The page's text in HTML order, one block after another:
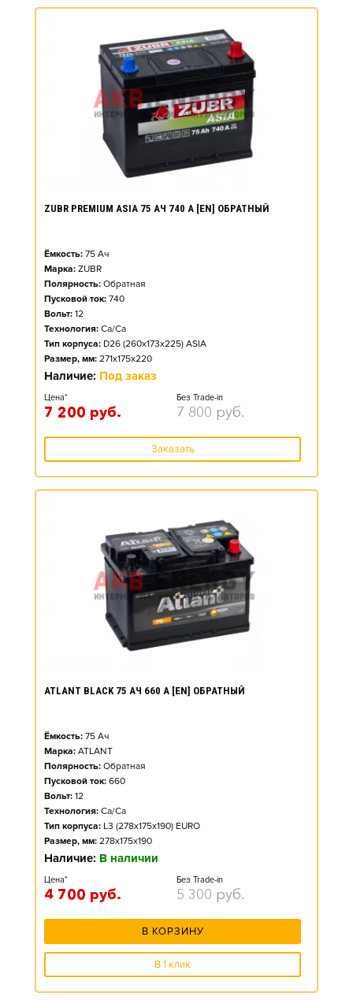
ZUBR PREMIUM ASIA 75 АЧ 740 А [EN] ОБРАТНЫЙ
Ёмкость: 75 Ач
Марка: ZUBR
Полярность: Обратная
Пусковой ток: 740
Вольт: 12
Технология: Ca/Ca
Тип корпуса: D26 (260x173x225) ASIA
Размер, мм: 271x175x220
Наличие: Под заказ
Цена*
7 200 руб.
Без Trade-in
7 800 руб.
Заказать
ATLANT BLACK 75 АЧ 660 А [EN] ОБРАТНЫЙ
Ёмкость: 75 Ач
Марка: ATLANT
Полярность: Обратная
Пусковой ток: 660
Вольт: 12
Технология: Ca/Ca
Тип корпуса: L3 (278x175x190) EURO
Размер, мм: 278x175x190
Наличие: В наличии
Цена*
4 700 руб.
Без Trade-in
5 300 руб.
В КОРЗИНУ
В 1 клик